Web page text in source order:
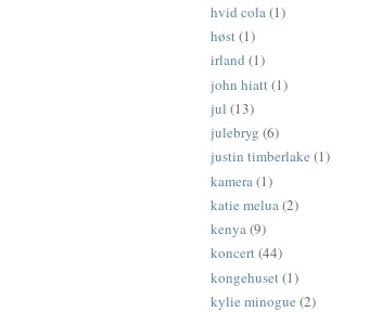
hvid cola(1)
høst(1)
irland (1)
john hiatt (1)
jul (13)
julebryg (6)
justin timberlake (1)
kamera (1)
katie melua(2)
kenya(9)
koncert(44)
kongehuset (1)
kylie minogue (2)